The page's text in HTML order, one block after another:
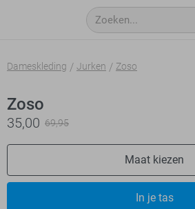
Dameskleding Jurken Zoso
Zoso
35,00 69,95
Maat kiezen
In je tas